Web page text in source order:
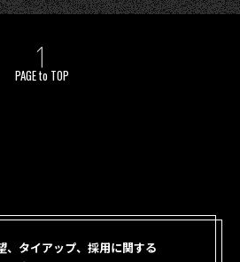
PAGE to TOP
、タイアップ、採用に関する